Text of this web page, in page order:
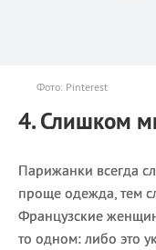
Фото: Pinterest
4. Слишком
Парижанки всегда
проще одежда, тем
Французские
то одном: либо это